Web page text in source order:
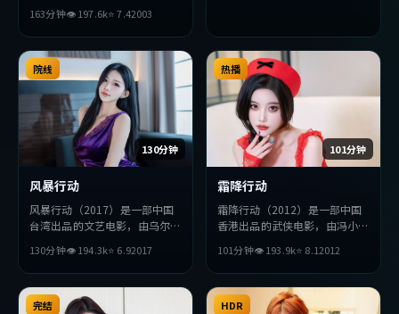
主演。影片在叙事与视听上力求
突破，探讨人性与抉择，节奏张
弛有度，适合喜欢该类型的观众
完整观看。
163分钟👁197.6k⭐7.42003
130分钟
院线
风暴行动
风暴行动（2017）是一部中国
台湾出品的文艺电影，由乌尔善
演。影片在叙事与视听上力求突
破，探讨人性与抉择，节奏张弛
有度，适合喜欢该类型的观众完
整观看。
130分钟👁194.3k⭐ 6.92017
101分钟
热播
霜降行动
霜降行动（2012）是一部中国
香港出品的武侠电影，由冯小刚
·查拉梅等主演。影片在叙事
与视听上力求突破，探讨人性与
抉择，节奏张弛有度，适合喜欢
该类型的观众完整观看。
101分钟👁193.9k⭐ 8.12012
完结 HDR